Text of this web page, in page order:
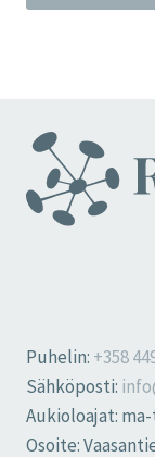
Puhelin: +358
Sähköposti:
Aukioloajat:
Osoite: